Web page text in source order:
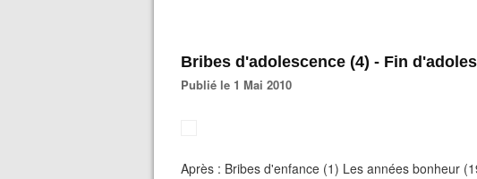
Bribes d'adolescence (4) - Fin
Publié le 1 Mai 2010
Après : Bribes d'enfance (1) Les années bonheur